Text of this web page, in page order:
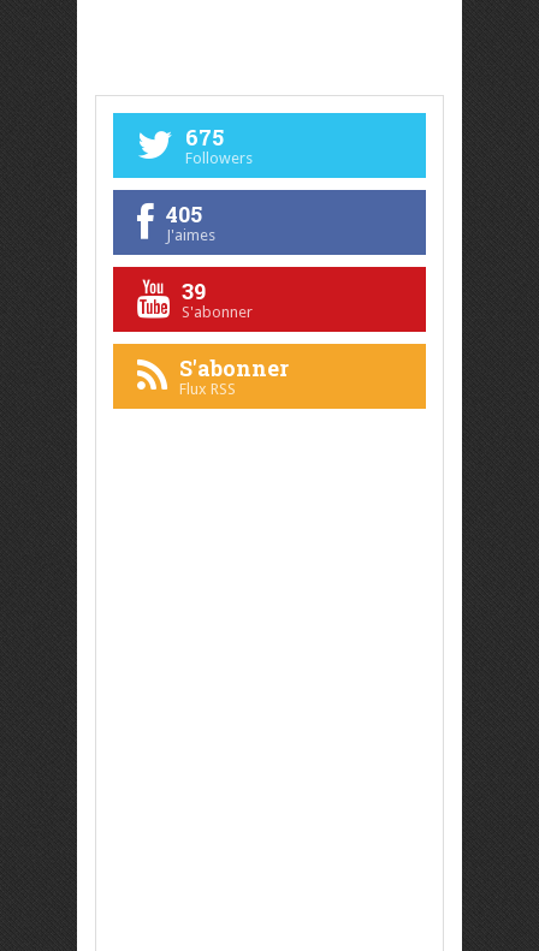
675
Followers
405
J'aimes
39
S'abonner
S'abonner
Flux RSS